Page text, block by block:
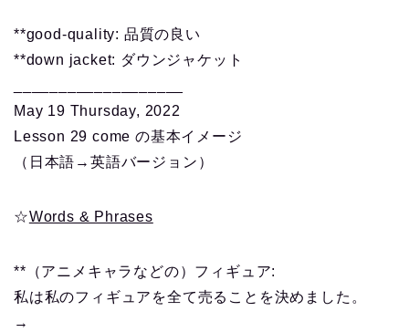
**good-quality: 品質の良い
**down jacket: ダウンジャケット
May 19 Thursday, 2022
Lesson 29 come の基本イメージ
（日本語→英語バージョン）
☆Words & Phrases
**（アニメキャラなどの）フィギュア:
私は私のフィギュアを全て売ることを決めました。
→